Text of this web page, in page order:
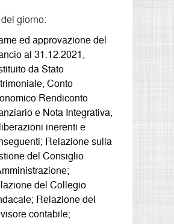
giorno:
ed approvazione del
al 31.12.2021,
da Stato
Conto
Rendiconto
e Nota Integrativa,
inerenti e
Relazione sulla
del Consiglio
del Collegio
Relazione del
contabile;